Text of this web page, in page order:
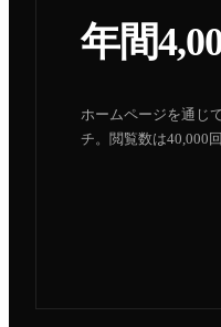
年間
ホームページを通じ
チ。閲覧数は40,000